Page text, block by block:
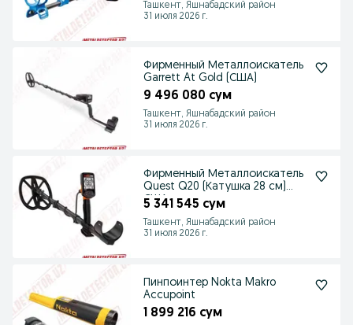
Ташкент, Яшнабадский район
31 июля 2026 г.
Фирменный Металлоискатель
Garrett At Gold (США)
9 496 080 сум
Ташкент, Яшнабадский район
31 июля 2026 г.
Фирменный Металлоискатель
Quest Q20 (Катушка 28 см)
США
5 341 545 сум
Ташкент, Яшнабадский район
31 июля 2026 г.
Пинпоинтер Nokta Makro
Accupoint
1 899 216 сум